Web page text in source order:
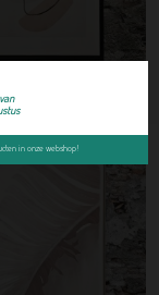
in onze webshop!